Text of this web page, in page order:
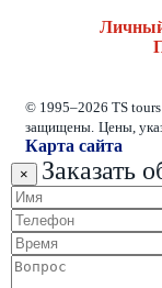
© 1995–2026 TS
защищены. Цены,
Карта сайта
× Заказать